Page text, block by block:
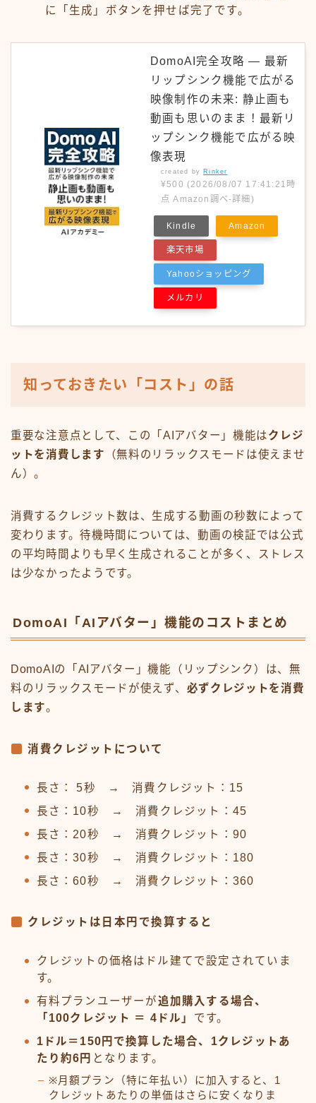
に「生成」ボタンを押せば完了です。
DomoAI完全攻略 ― 最新
リップシンク機能で広がる
映像制作の未来: 静止画も
動画も思いのまま！最新リ
ップシンク機能で広がる映
像表現
created by Rinker
¥500 (2026/08/07 17:41:21時
点 Amazon調べ-詳細)
Kindle Amazon
楽天市場
Yahooショッピング
メルカリ
知っておきたい「コスト」の話
重要な注意点として、この「AIアバター」機能はクレジ
ットを消費します （無料のリラックスモードは使えませ
ん）。
消費するクレジット数は、生成する動画の秒数によって
変わります。待機時間については、動画の検証では公式
の平均時間よりも早く生成されることが多く、ストレス
は少なかったようです。
DomoAI「AIアバター」機能のコストまとめ
DomoAIの「AIアバター」機能（リップシンク）は、無
料のリラックスモードが使えず、 必ずクレジットを消費
します。
消費クレジットについて
長さ： 5秒 → 消費クレジット：15
長さ：10秒 → 消費クレジット：45
長さ：20秒 → 消費クレジット：90
長さ：30秒 → 消費クレジット：180
長さ：60秒 → 消費クレジット：360
クレジットは日本円で換算すると
クレジットの価格はドル建てで設定されていま
す。
有料プランユーザーが追加購入する場合、
「100クレジット ＝ 4ドル」 です。
1ドル＝150円で換算した場合、1クレジットあ
たり約6円 となります。
※月額プラン（特に年払い）に加入すると、1
クレジットあたりの単価はさらに安くなりま